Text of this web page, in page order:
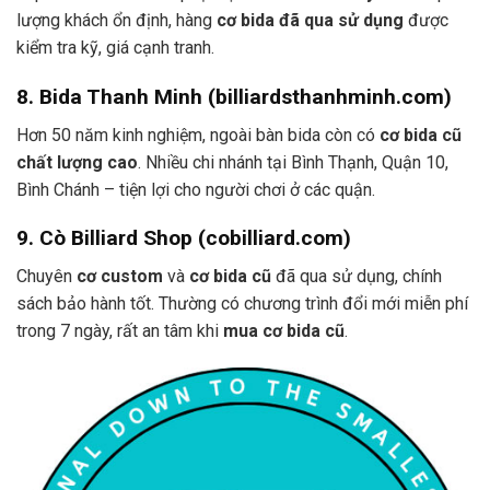
lượng khách ổn định, hàng cơ bida đã qua sử dụng được
kiểm tra kỹ, giá cạnh tranh.
8. Bida Thanh Minh (billiardsthanhminh.com)
Hơn 50 năm kinh nghiệm, ngoài bàn bida còn có cơ bida cũ
chất lượng cao. Nhiều chi nhánh tại Bình Thạnh, Quận 10,
Bình Chánh – tiện lợi cho người chơi ở các quận.
9. Cò Billiard Shop (cobilliard.com)
Chuyên cơ custom và cơ bida cũ đã qua sử dụng, chính
sách bảo hành tốt. Thường có chương trình đổi mới miễn phí
trong 7 ngày, rất an tâm khi mua cơ bida cũ.